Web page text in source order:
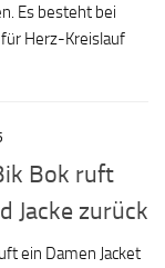
Es besteht bei
Herz-Kreislauf
Bok ruft
Jacke zurück
ein Damen Jacket